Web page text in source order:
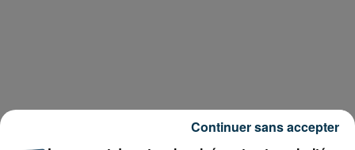
Continuer sans accepter